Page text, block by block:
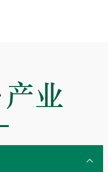
为杨家满族乡付家村在完成攻坚脱
贫后工作再上一个台阶奠定了坚实